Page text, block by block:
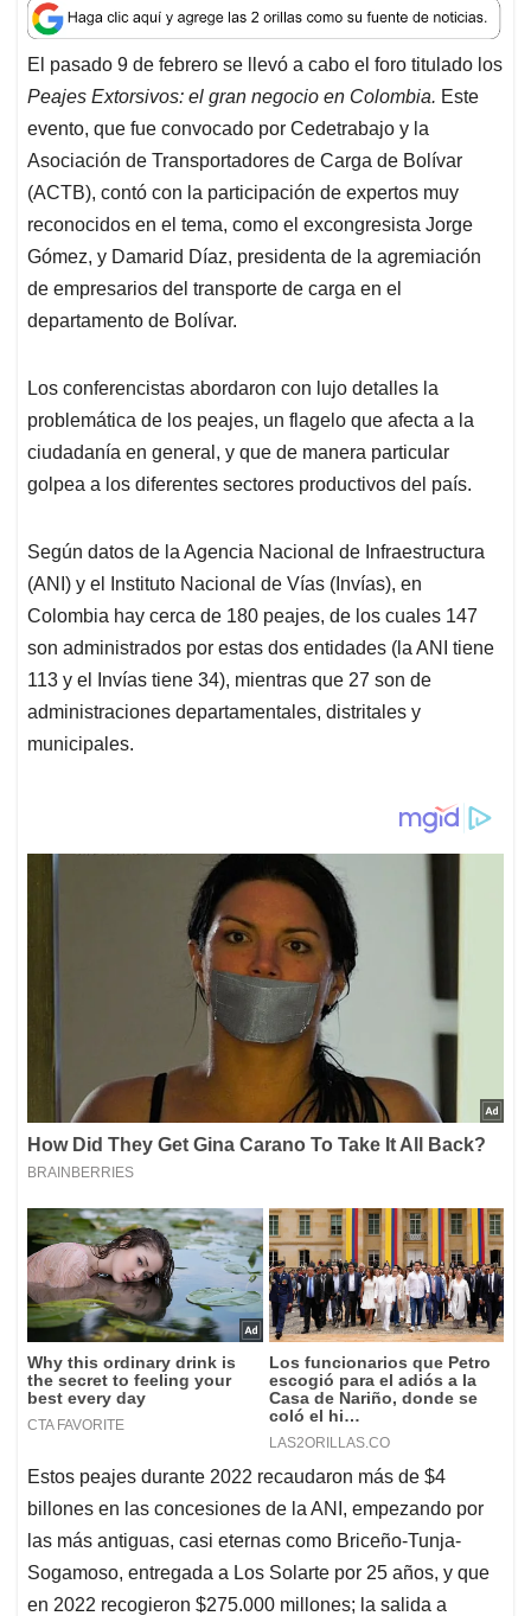
a
t
s
A
p
p
c
e
b
o
o
k
n
k
e
d
I
n
a
i
l
r
e
a
d
s
El pasado 9 de febrero se llevó a cabo el foro titulado los
Peajes Extorsivos: el gran negocio en Colombia. Este
evento, que fue convocado por Cedetrabajo y la
Asociación de Transportadores de Carga de Bolívar
(ACTB), contó con la participación de expertos muy
reconocidos en el tema, como el excongresista Jorge
Gómez, y Damarid Díaz, presidenta de la agremiación
de empresarios del transporte de carga en el
departamento de Bolívar.
Los conferencistas abordaron con lujo detalles la
problemática de los peajes, un flagelo que afecta a la
ciudadanía en general, y que de manera particular
golpea a los diferentes sectores productivos del país.
Según datos de la Agencia Nacional de Infraestructura
(ANI) y el Instituto Nacional de Vías (Invías), en
Colombia hay cerca de 180 peajes, de los cuales 147
son administrados por estas dos entidades (la ANI tiene
113 y el Invías tiene 34), mientras que 27 son de
administraciones departamentales, distritales y
municipales.
Estos peajes durante 2022 recaudaron más de $4
billones en las concesiones de la ANI, empezando por
las más antiguas, casi eternas como Briceño-Tunja-
Sogamoso, entregada a Los Solarte por 25 años, y que
en 2022 recogieron $275.000 millones; la salida a